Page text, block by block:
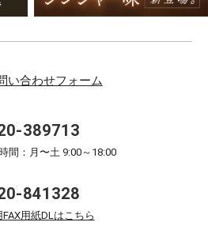
い合わせフォーム
389713
間：月〜土 9:00～18:00
841328
用紙DLはこちら